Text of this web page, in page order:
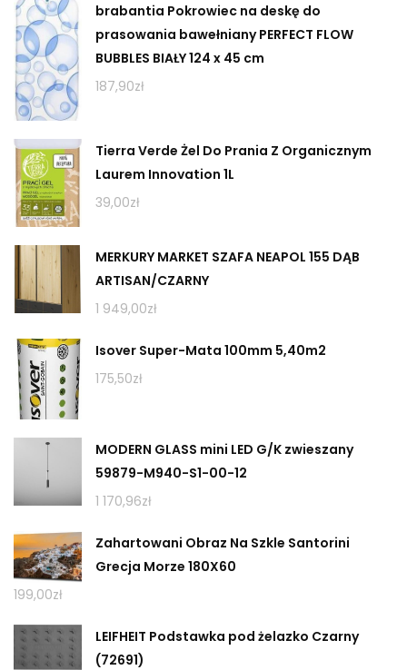
brabantia Pokrowiec na deskę do
prasowania bawełniany PERFECT FLOW
BUBBLES BIAŁY 124 x 45 cm
187,90zł
Tierra Verde Żel Do Prania Z Organicznym
Laurem Innovation 1L
39,00zł
MERKURY MARKET SZAFA NEAPOL 155 DĄB
ARTISAN/CZARNY
1 949,00zł
Isover Super-Mata 100mm 5,40m2
175,50zł
MODERN GLASS mini LED G/K zwieszany
59879-M940-S1-00-12
1 170,96zł
Zahartowani Obraz Na Szkle Santorini
Grecja Morze 180X60
199,00zł
LEIFHEIT Podstawka pod żelazko Czarny
(72691)